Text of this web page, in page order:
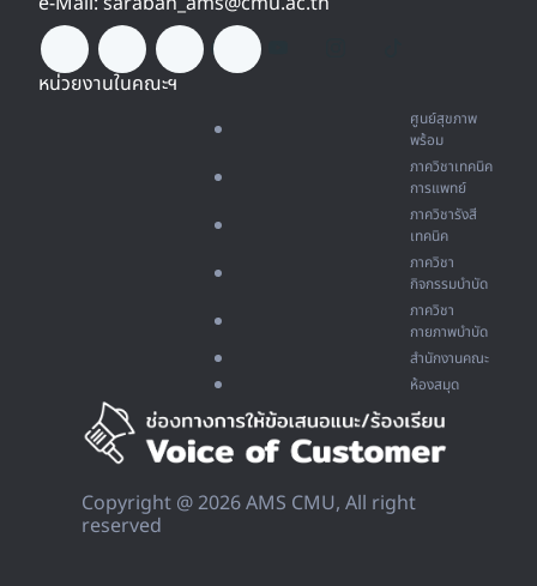
หน่วยงานในคณะฯ
ศูนย์สุขภาพ
พร้อม
ภาควิชาเทคนิค
การแพทย์
ภาควิชารังสี
เทคนิค
ภาควิชา
กิจกรรมบำบัด
ภาควิชา
กายภาพบำบัด
สำนักงานคณะ
ห้องสมุด
Copyright @ 2026 AMS CMU, All right
reserved